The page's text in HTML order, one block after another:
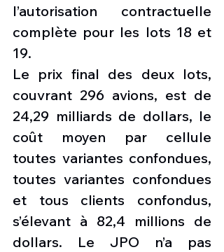
l’autorisation contractuelle
complète pour les lots 18 et
19.
Le prix final des deux lots,
couvrant 296 avions, est de
24,29 milliards de dollars, le
coût moyen par cellule
toutes variantes confondues,
toutes variantes confondues
et tous clients confondus,
s’élevant à 82,4 millions de
dollars. Le JPO n’a pas